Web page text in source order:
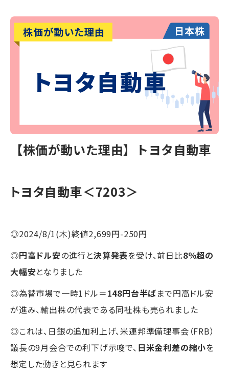
【株価が動いた理由】トヨタ自動車
トヨタ自動車＜7203＞
◎2024/8/1(木)終値2,699円-250円
◎円高ドル安の進行と決算発表を受け、前日比8％超の
大幅安となりました
◎為替市場で一時1ドル＝148円台半ばまで円高ドル安
が進み、輸出株の代表である同社株も売られました
◎これは、日銀の追加利上げ、米連邦準備理事会（FRB）
議長の9月会合での利下げ示唆で、 日米金利差の縮小を
想定した動きと見られます